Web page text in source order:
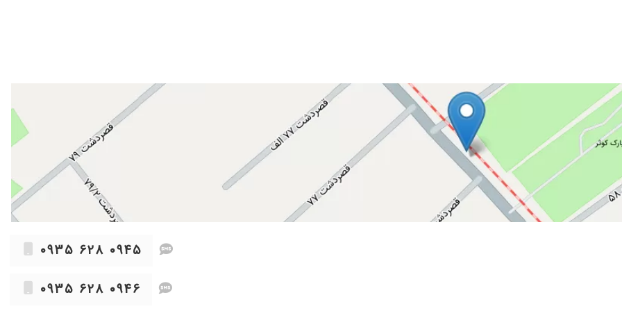
تجویز کردن،،بهتر شدن با مصرف داروها
۱۴۰۳/۰۷/۰۵
۱۴۰۵/۰۳/۰۲
بودن باید عمل کنم بعد از مراجعه به دکتر خازنچی و معاینه گفتن که درد زانو از کمر هست و این نوع از پارگی فعلا نیاز به عمل نداره الان من یک ماه هست که
وقتی که برای مریضاشون میدارن
۱۴۰۲/۰۶/۰۱
۱۴۰۲/۰۷/۲۸
۱۴۰۴/۰۸/۰۳
۱۴۰۲/۰۶/۱۴
۱۴۰۴/۱۱/۲۲
۱۴۰۵/۰۴/۰۸
۰۹۳۵ ۶۲۸ ۰۹۴۵
۰۹۳۵ ۶۲۸ ۰۹۴۶